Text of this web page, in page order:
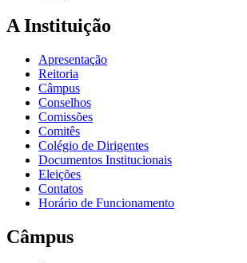
A Instituição
Apresentação
Reitoria
Câmpus
Conselhos
Comissões
Comitês
Colégio de Dirigentes
Documentos Institucionais
Eleições
Contatos
Horário de Funcionamento
Câmpus